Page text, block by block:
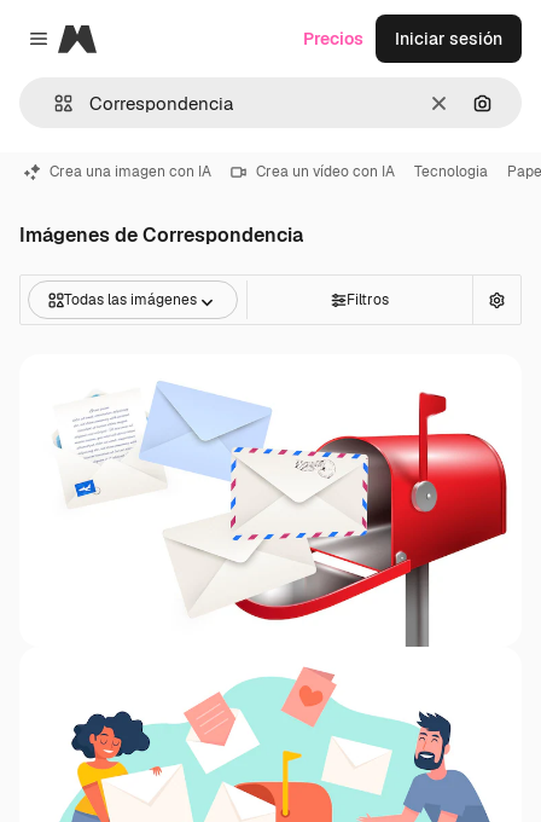
Close menu
Magnific
Borrar
Precios Iniciar sesión
Crea una imagen con IA Crea un vídeo con IA Tecnologia
Imágenes de Correspondencia
Todas las imágenes Filtros